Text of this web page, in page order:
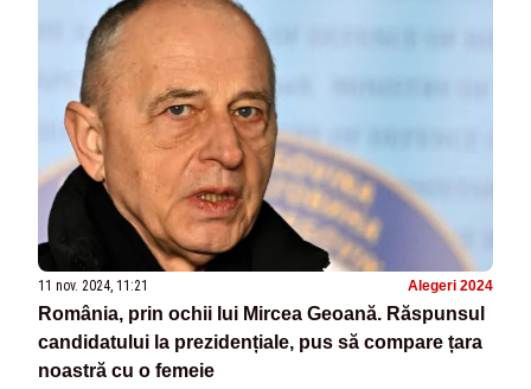
11 nov. 2024, 11:21 Alegeri 2024
România, prin ochii lui Mircea Geoană. Răspunsul
candidatului la prezidențiale, pus să compare țara
noastră cu o femeie